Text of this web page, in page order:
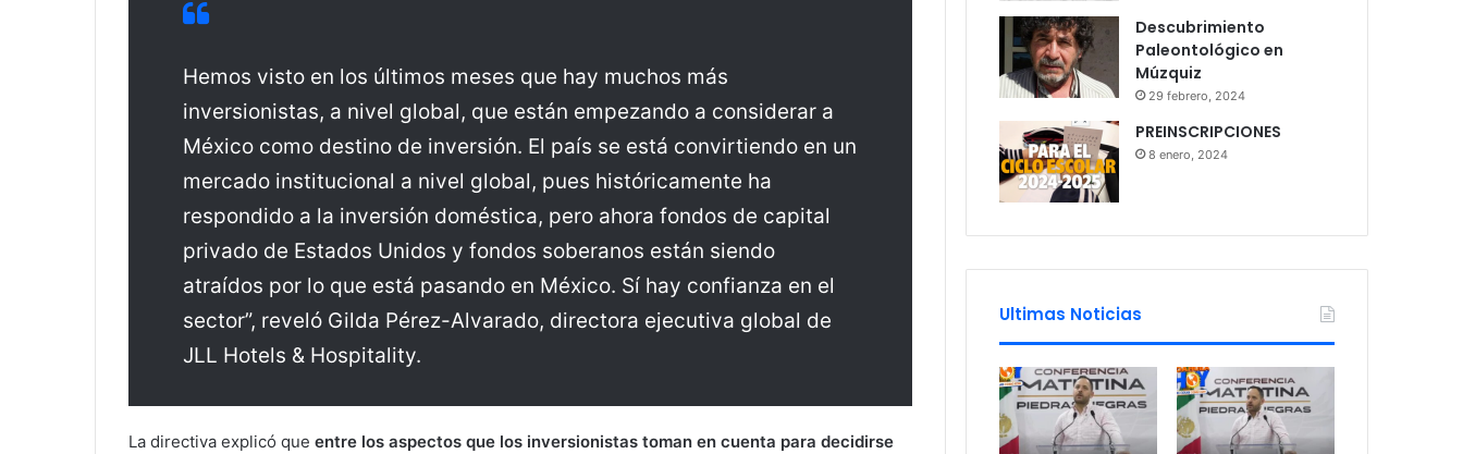
Hemos visto en los últimos meses que hay muchos más
inversionistas, a nivel global, que están empezando a considerar a
México como destino de inversión. El país se está convirtiendo en un
mercado institucional a nivel global, pues históricamente ha
respondido a la inversión doméstica, pero ahora fondos de capital
privado de Estados Unidos y fondos soberanos están siendo
atraídos por lo que está pasando en México. Sí hay confianza en el
sector”, reveló Gilda Pérez-Alvarado, directora ejecutiva global de
JLL Hotels & Hospitality.
La directiva explicó que entre los aspectos que los inversionistas toman en cuenta para decidirse
Descubrimiento
Paleontológico en
Múzquiz
29 febrero, 2024
PREINSCRIPCIONES
8 enero, 2024
Ultimas Noticias